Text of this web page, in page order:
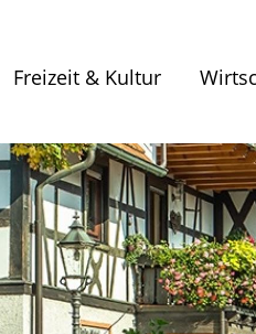
Freizeit & Kultur